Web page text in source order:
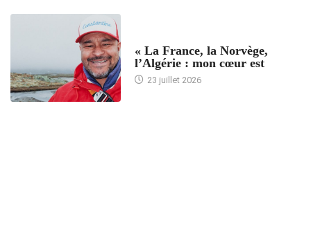
« La France, la Norvège,
l’Algérie : mon cœur est
23 juillet 2026